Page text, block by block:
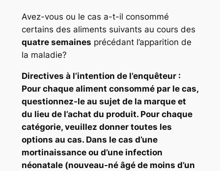
Avez-vous ou le cas a-t-il consommé
certains des aliments suivants au cours des
quatre semaines précédant l’apparition de
la maladie?
Directives à l’intention de l’enquêteur :
Pour chaque aliment consommé par le cas,
questionnez-le au sujet de la marque et
du lieu de l’achat du produit. Pour chaque
catégorie, veuillez donner toutes les
options au cas. Dans le cas d’une
mortinaissance ou d’une infection
néonatale (nouveau-né âgé de moins d’un